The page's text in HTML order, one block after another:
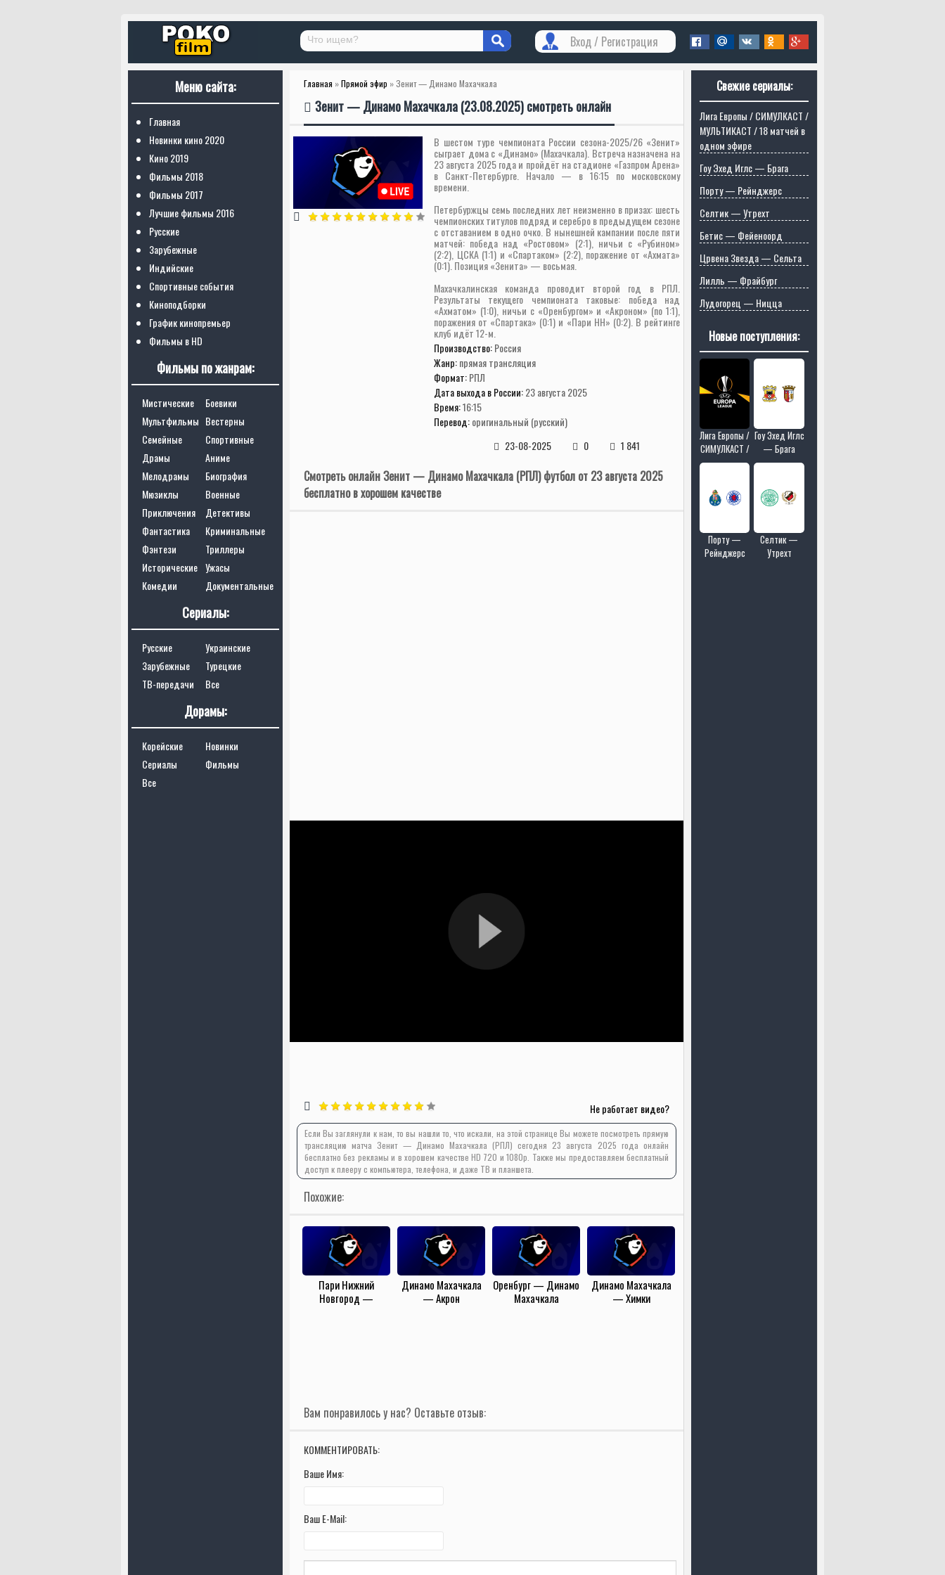
Вход / Регистрация
Меню сайта:
Главная
Новинки кино 2020
Кино 2019
Фильмы 2018
Фильмы 2017
Лучшие фильмы 2016
Русские
Зарубежные
Индийские
Спортивные события
Киноподборки
График кинопремьер
Фильмы в HD
Фильмы по жанрам:
Мистические
Боевики
Мультфильмы Вестерны
Семейные
Спортивные
Драмы
Аниме
Мелодрамы
Биография
Мюзиклы
Военные
Приключения
Детективы
Фантастика
Криминальные
Фэнтези
Триллеры
Исторические Ужасы
Комедии
Документальные
Сериалы:
Русские
Украинские
Зарубежные
Турецкие
ТВ-передачи
Все
Дорамы:
Корейские
Новинки
Сериалы
Фильмы
Все
Главная »Прямой эфир » Зенит — Динамо Махачкала
Зенит — Динамо Махачкала (23.08.2025) смотреть онлайн
В шестом туре чемпионата России сезона-2025/26 «Зенит»
сыграет дома с «Динамо» (Махачкала). Встреча назначена на
23 августа 2025 года и пройдёт на стадионе «Газпром Арена»
в Санкт-Петербурге. Начало — в 16:15 по московскому
времени.
Петербуржцы семь последних лет неизменно в призах: шесть
чемпионских титулов подряд и серебро в предыдущем сезоне
с отставанием в одно очко. В нынешней кампании после пяти
матчей: победа над «Ростовом» (2:1), ничьи с «Рубином»
(2:2), ЦСКА (1:1) и «Спартаком» (2:2), поражение от «Ахмата»
(0:1). Позиция «Зенита» — восьмая.
Махачкалинская команда проводит второй год в РПЛ.
Результаты текущего чемпионата таковые: победа над
«Ахматом» (1:0), ничьи с «Оренбургом» и «Акроном» (по 1:1),
поражения от «Спартака» (0:1) и «Пари НН» (0:2). В рейтинге
клуб идёт 12-м.
Производство:Россия
Жанр:прямая трансляция
Формат:РПЛ
Дата выхода в России:23 августа 2025
Время:16:15
Перевод:оригинальный (русский)
23-08-2025
0 1 841
Смотреть онлайн Зенит — Динамо Махачкала (РПЛ) футбол от 23 августа 2025
бесплатно в хорошем качестве
Не работает видео?
Если Вы заглянули к нам, то вы нашли то, что искали, на этой странице Вы можете посмотреть прямую
трансляцию матча Зенит — Динамо Махачкала (РПЛ) сегодня 23 августа 2025 года онлайн
бесплатно без рекламы и в хорошем качестве HD 720 и 1080p. Также мы предоставляем бесплатный
доступ к плееру с компьютера, телефона, и даже ТВ и планшета.
Похожие:
Пари Нижний
Новгород —
Динамо Махачкала
— Акрон
Оренбург — Динамо
Махачкала
Динамо Махачкала
— Химки
Вам понравилось у нас? Оставьте отзыв:
КОММЕНТИРОВАТЬ:
Ваше Имя:
Ваш E-Mail:
Свежие сериалы:
Лига Европы / СИМУЛКАСТ /
МУЛЬТИКАСТ / 18 матчей в
одном эфире
Гоу Эхед Иглс — Брага
Порту — Рейнджерс
Селтик — Утрехт
Бетис — Фейеноорд
Црвена Звезда — Сельта
Лилль — Фрайбург
Лудогорец — Ницца
Новые поступления:
Лига Европы /
СИМУЛКАСТ /
МУЛЬТИКАСТ
одном эфире
Гоу Эхед Иглс
— Брага
Порту —
Рейнджерс
Селтик —
Утрехт